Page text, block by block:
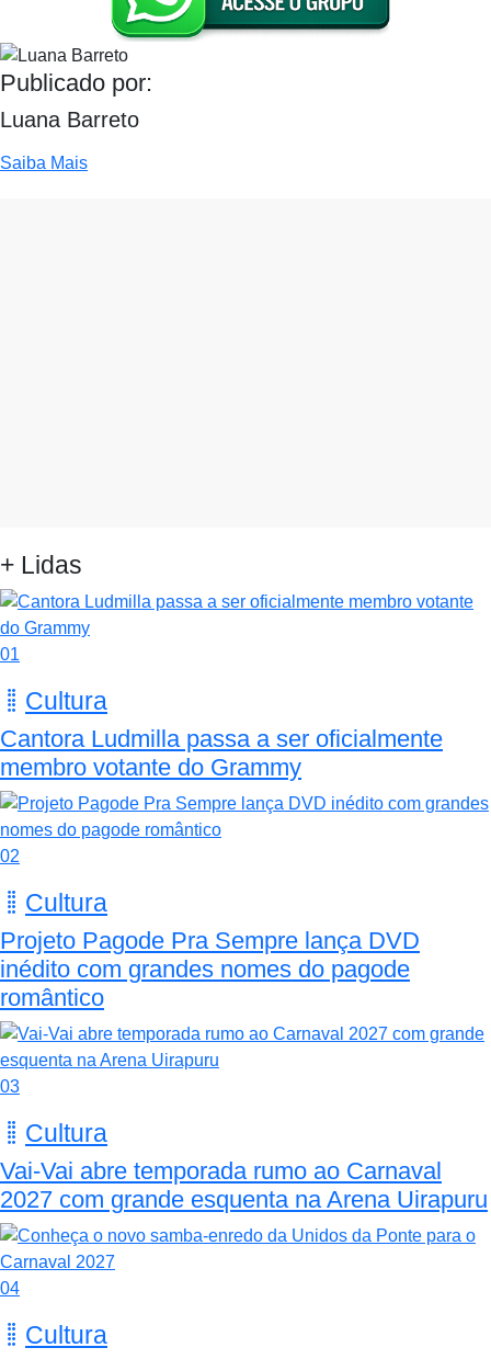
Publicado por:
Luana Barreto
Saiba Mais
+ Lidas
01
Cultura
Cantora Ludmilla passa a ser oficialmente
membro votante do Grammy
02
Cultura
Projeto Pagode Pra Sempre lança DVD
inédito com grandes nomes do pagode
romântico
03
Cultura
Vai-Vai abre temporada rumo ao Carnaval
2027 com grande esquenta na Arena Uirapuru
04
Cultura